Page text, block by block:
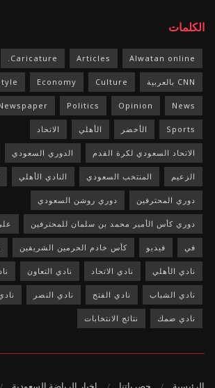
الكلمات
Alwatan online
Articles
Caricature.
CNN بالعربية Culture
Economy
News
Opinion
Politics
Sports الأخضر الأهلي الاتحاد
الاتحاد السعودي لكرة القدم الدوري السعودي
الزعيم المنتخب السعودي النادي الأهلي
دوري المحترفين دوري روشن السعودي
دوري كأس الأمير محمد بن سلمان للمحترفين
في فيديو كأس خادم الحرمين الشريفين
نادي الأهلي نادي الاتحاد نادي التعاون
نادي الشباب نادي الفتح نادي النصر
نادي ضمك نتائج الانتخابات